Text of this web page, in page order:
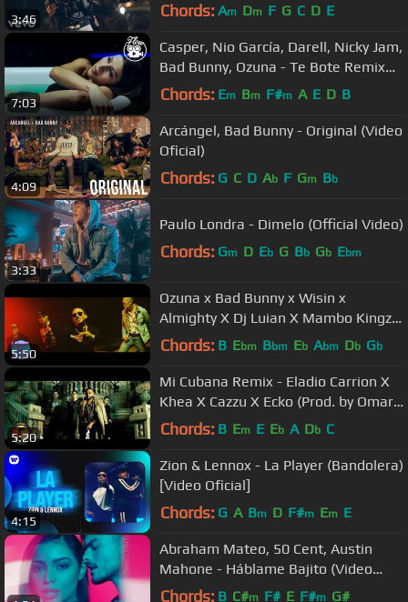
3:46 Chords: Am Dm F G C D E
7:03
Casper, Nio García, Darell, Nicky Jam,
Bad Bunny, Ozuna - Te Bote Remix
(Video Oficial)
Chords: Em Bm F#m A E D B
4:09
Arcángel, Bad Bunny - Original (Video
Oficial)
Chords: G C D Ab F Gm Bb
3:33
Paulo Londra - Dimelo (Official Video)
Chords: Gm D Eb G Bb Gb Ebm
5:50
Ozuna x Bad Bunny x Wisin x
Almighty X Dj Luian X Mambo Kingz -
Solita
Chords: B Ebm Bbm Eb Abm Db Gb
5:20
Mi Cubana Remix - Eladio Carrion X
Khea X Cazzu X Ecko (Prod. by Omar
Varela & Mykka)
Chords: B Em E Eb A Db C
4:15
Zion & Lennox - La Player (Bandolera)
[Video Oficial]
Chords: G A Bm D F#m Em E
Abraham Mateo, 50 Cent, Austin
Mahone - Háblame Bajito (Video
Oficial)
Chords: B C#m F# E F#m G#